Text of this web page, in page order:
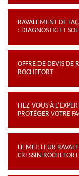
RAVALEMENT DE
: DIAGNOSTIC ET
OFFRE DE DEVIS DE
ROCHEFORT
FIEZ-VOUS À
PROTÉGER VOTRE
LE MEILLEUR
CRESSIN